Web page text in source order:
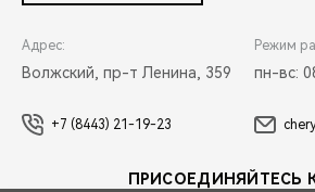
Адрес:
Волжский, пр-т Ленина, 359
Режим
пн-вс:
+7 (8443) 21-19-23
ПРИСОЕДИНЯЙТЕСЬ